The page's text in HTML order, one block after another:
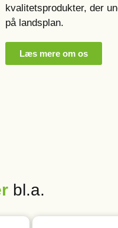
kvalitetsprodukter, der
på landsplan.
Læs mere om os
bl.a.